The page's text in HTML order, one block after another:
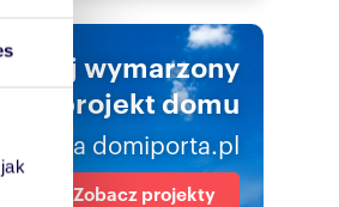
swój wymarzony
projekt domu
na domiporta.pl
Zobacz projekty